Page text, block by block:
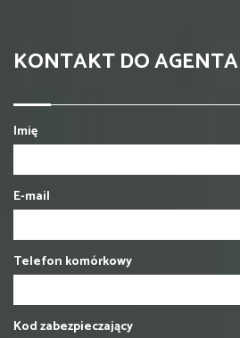
KONTAKT DO
Imię
E-mail
Telefon komórkowy
Kod zabezpieczający